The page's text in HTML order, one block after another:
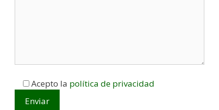
Acepto la política de privacidad